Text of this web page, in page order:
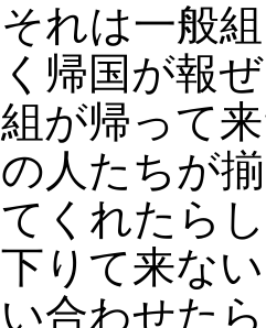
それは一般
く帰国が報
組が帰って
の人たちが
てくれたら
下りて来な
い合わせた